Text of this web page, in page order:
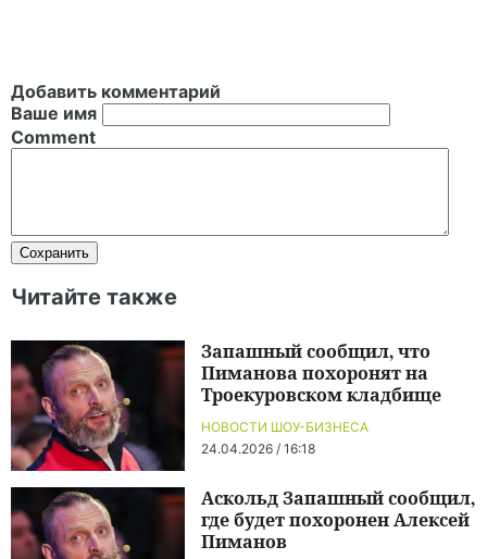
Добавить комментарий
Ваше имя
Comment
Читайте также
НОВОСТИ ШОУ-БИЗНЕСА
24.04.2026 / 16:18
Запашный сообщил, что
Пиманова похоронят на
Троекуровском кладбище
Аскольд Запашный сообщил,
где будет похоронен Алексей
Пиманов